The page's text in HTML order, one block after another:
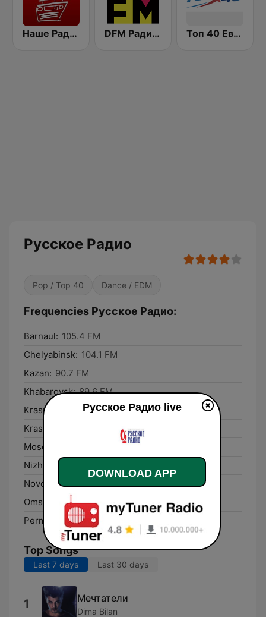
Наше Радио (Radio Nashe) DFM Радио 101.2 FM (DFM Radio) Топ 40 Европа Плюс (Top 40 Europa Plus)
Русское Радио
Pop / Top 40 Dance / EDM
Frequencies Русское Радио:
Barnaul: 105.4 FM
Chelyabinsk: 104.1 FM
Kazan: 90.7 FM
Khabarovsk: 89.6 FM
Krasnodar:
101.8 FM
Krasnoyarsk:
Moscow:
Nizhniy Novgorod:
Novosibirsk: 96.2 FM
Omsk:
102.5 FM
Perm’:
106.2 FM
Top Songs
Last 7 days Last 30 days
1 Мечтатели
Dima Bilan
Русское Радио live
DOWNLOAD APP